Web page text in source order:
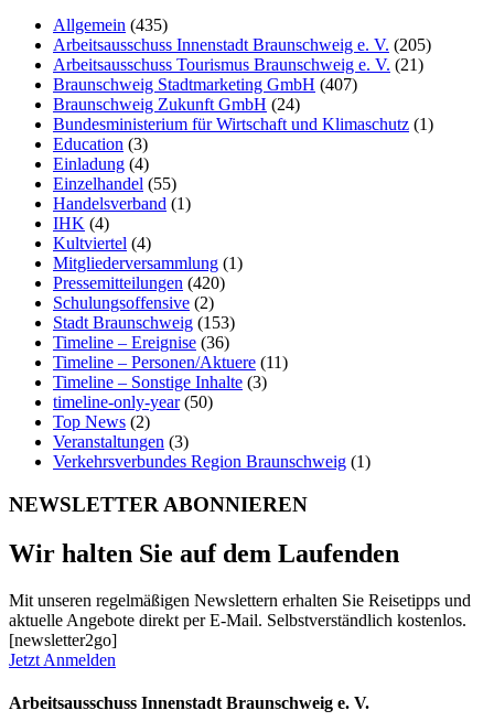
Allgemein (435)
Arbeitsausschuss Innenstadt Braunschweig e. V. (205)
Arbeitsausschuss Tourismus Braunschweig e. V. (21)
Braunschweig Stadtmarketing GmbH (407)
Braunschweig Zukunft GmbH (24)
Bundesministerium für Wirtschaft und Klimaschutz (1)
Education (3)
Einladung (4)
Einzelhandel (55)
Handelsverband (1)
IHK (4)
Kultviertel (4)
Mitgliederversammlung (1)
Pressemitteilungen (420)
Schulungsoffensive (2)
Stadt Braunschweig (153)
Timeline – Ereignise (36)
Timeline – Personen/Aktuere (11)
Timeline – Sonstige Inhalte (3)
timeline-only-year(50)
Top News (2)
Veranstaltungen (3)
Verkehrsverbundes Region Braunschweig (1)
NEWSLETTER ABONNIEREN
Wir halten Sie auf dem Laufenden
Mit unseren regelmäßigen Newslettern erhalten Sie Reisetipps und
aktuelle Angebote direkt per E-Mail. Selbstverständlich kostenlos.
[newsletter2go]
Jetzt Anmelden
Arbeitsausschuss Innenstadt Braunschweig e. V.